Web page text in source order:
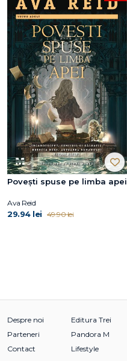
Povești spuse pe limba apei
Ava Reid
29.94 lei 49.90 lei
Despre noi
Parteneri
Contact
Editura Trei
Pandora M
Lifestyle